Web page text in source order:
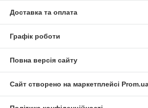
Доставка та оплата
Графік роботи
Повна версія сайту
Сайт створено на маркетплейсі